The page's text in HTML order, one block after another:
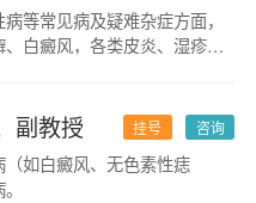
等常见病及疑难杂症方面，
白癜风，各类皮炎、湿疹、
咨询
挂号
副教授
如白癜风、无色素性痣